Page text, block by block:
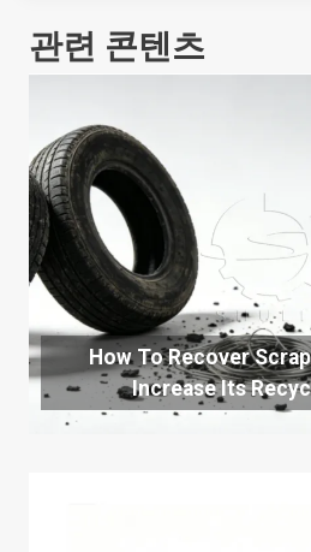
관련 콘텐츠
How To Recover
Increase Its